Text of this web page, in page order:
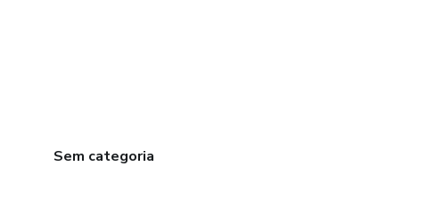
Sem categoria